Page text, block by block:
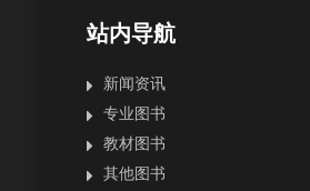
站内导航
新闻资讯
专业图书
教材图书
其他图书